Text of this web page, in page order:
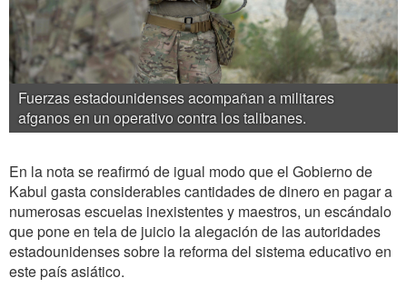
Fuerzas estadounidenses acompañan a militares
afganos en un operativo contra los talibanes.
En la nota se reafirmó de igual modo que el Gobierno de
Kabul gasta considerables cantidades de dinero en pagar a
numerosas escuelas inexistentes y maestros, un escándalo
que pone en tela de juicio la alegación de las autoridades
estadounidenses sobre la reforma del sistema educativo en
este país asiático.